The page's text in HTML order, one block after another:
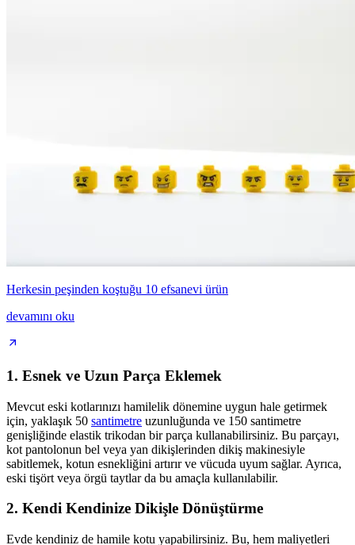
Herkesin peşinden koştuğu 10 efsanevi ürün
devamını oku
1. Esnek ve Uzun Parça Eklemek
Mevcut eski kotlarınızı hamilelik dönemine uygun hale getirmek
için, yaklaşık 50 santimetre uzunluğunda ve 150 santimetre
genişliğinde elastik trikodan bir parça kullanabilirsiniz. Bu parçayı,
kot pantolonun bel veya yan dikişlerinden dikiş makinesiyle
sabitlemek, kotun esnekliğini artırır ve vücuda uyum sağlar. Ayrıca,
eski tişört veya örgü taytlar da bu amaçla kullanılabilir.
2. Kendi Kendinize Dikişle Dönüştürme
Evde kendiniz de hamile kotu yapabilirsiniz. Bu, hem maliyetleri